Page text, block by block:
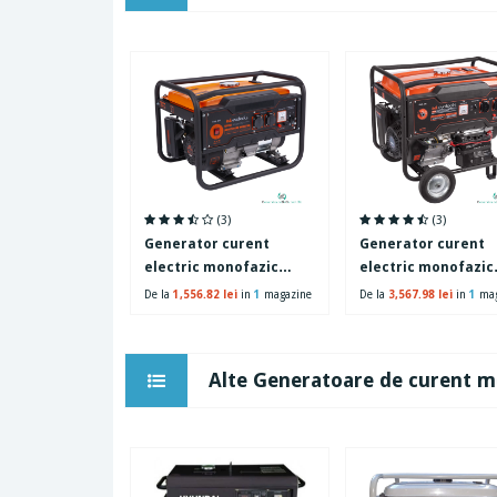
(3)
Generator curent
electric monofazic
Evotools KM2500A, 2.2
De la 1,556.82 lei in 1 magazine
(3)
Generator curent
electric monofazic
Evotools KM6500A-
De la 3,567.98 lei in 1
Alte Generatoare de curent